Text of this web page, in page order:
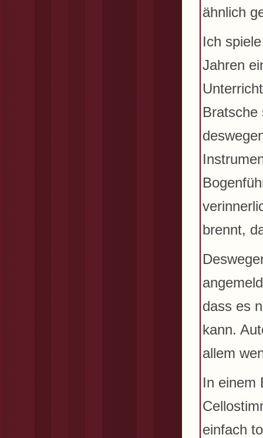
ähnlich
Ich
Jahren
Bratsche
brennt,
dass es
kann.
allem
In einem
einfach